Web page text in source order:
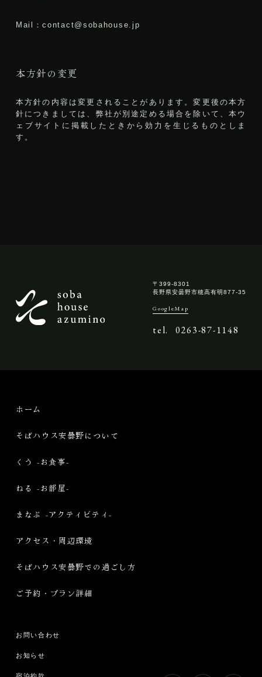
Mail：contact@sobahouse.jp
本方針の変更
本方針の内容は変更されることがあります。変更後の本方
針につきましては、弊社が別途定める場合を除いて、本ウ
ェブサイトに掲載したときから効力を生じるものとしま
す。
〒399-8301
長野県安曇野市穂高有明877-35
GoogleMap
tel. 0263-87-1148
ホーム
そばハウス安曇野について
くう -お食事-
ねる -お部屋-
まなぶ -アクティビティ-
アクセス・周辺環境
そばハウス安曇野での過ごし方
ご予約・プラン詳細
お問い合わせ
お知らせ